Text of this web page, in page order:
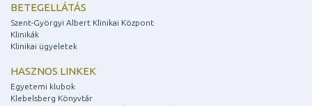
BETEGELLÁTÁS
Szent-Györgyi Albert Klinikai Központ
Klinikák
Klinikai ügyeletek
HASZNOS LINKEK
Egyetemi klubok
Klebelsberg Könyvtár